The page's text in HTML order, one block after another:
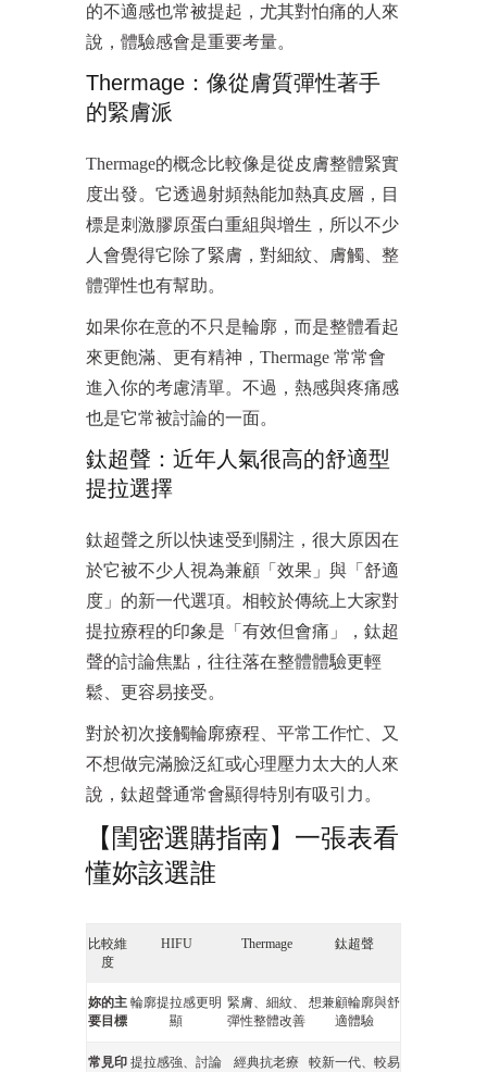
的不適感也常被提起，尤其對怕痛的人來
說，體驗感會是重要考量。
Thermage：像從膚質彈性著手
的緊膚派
Thermage的概念比較像是從皮膚整體緊實
度出發。它透過射頻熱能加熱真皮層，目
標是刺激膠原蛋白重組與增生，所以不少
人會覺得它除了緊膚，對細紋、膚觸、整
體彈性也有幫助。
如果你在意的不只是輪廓，而是整體看起
來更飽滿、更有精神，Thermage 常常會
進入你的考慮清單。不過，熱感與疼痛感
也是它常被討論的一面。
鈦超聲：近年人氣很高的舒適型
提拉選擇
鈦超聲之所以快速受到關注，很大原因在
於它被不少人視為兼顧「效果」與「舒適
度」的新一代選項。相較於傳統上大家對
提拉療程的印象是「有效但會痛」，鈦超
聲的討論焦點，往往落在整體體驗更輕
鬆、更容易接受。
對於初次接觸輪廓療程、平常工作忙、又
不想做完滿臉泛紅或心理壓力太大的人來
說，鈦超聲通常會顯得特別有吸引力。
【閨密選購指南】一張表看
懂妳該選誰
比較維
度
HIFU Thermage 鈦超聲
妳的主
要目標
輪廓提拉感更明
顯
緊膚、細紋、
彈性整體改善
想兼顧輪廓與舒
適體驗
常見印 提拉感強、討論
經典抗老療
較新一代、較易